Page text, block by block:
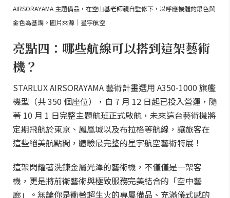
AIRSORAYAMA 主題備品，在空山基老師親自監修下，以呼應機體的銀色與
金色為基調。圖片來源｜星宇航空
亮點四：哪些航線可以搭到這架藝術
機？
STARLUX AIRSORAYAMA 藝術計畫選用 A350-1000 旗艦
機型（共 350 個座位），自 7 月 12 日起已投入營運，隨
著 10 月 1 日完整主題航班正式啟航，未來這台藝術機將
定期飛航於東京、鳳凰城以及布拉格等航線，讓旅客在
這些絕美航點間，體驗最完整的星宇航空藝術特展！
這架閃耀著洗鍊金屬光澤的藝術機，不僅僅是一架客
機，更是將前衛藝術與極致服務完美結合的「空中藝
廊」。無論你是衝著超生火的專屬備品、充滿儀式感的